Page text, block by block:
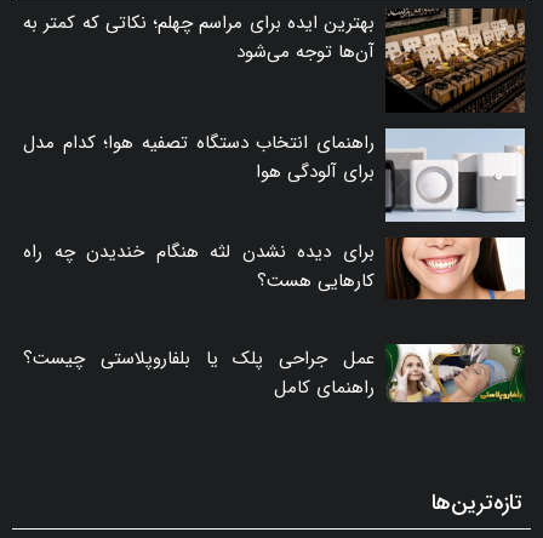
بهترین ایده برای مراسم چهلم؛ نکاتی که کمتر به
آن‌ها توجه می‌شود
راهنمای انتخاب دستگاه تصفیه هوا؛ کدام مدل
برای آلودگی هوا
برای دیده نشدن لثه هنگام خندیدن چه راه
کارهایی هست؟
عمل جراحی پلک یا بلفاروپلاستی چیست؟
راهنمای کامل
تازه‌ترین‌ها